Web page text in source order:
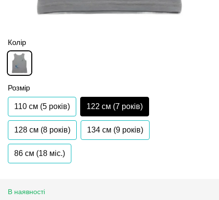
Колір
Розмір
110 см (5 років) 122 см (7 років)
128 см (8 років) 134 см (9 років)
86 см (18 мiс.)
В наявності